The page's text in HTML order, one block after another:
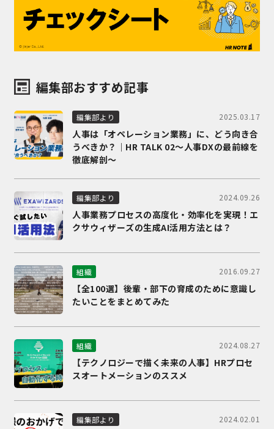
編集部おすすめ記事
編集部より 2025.03.17
人事は「オペレーション業務」に、どう向き合
うべきか？｜HR TALK 02～人事DXの最前線を
徹底解剖～
編集部より 2024.09.26
人事業務プロセスの高度化・効率化を実現！エ
クサウィザーズの生成AI活用方法とは？
組織 2016.09.27
【全100選】後輩・部下の育成のために意識し
たいことをまとめてみた
組織 2024.08.27
【テクノロジーで描く未来の人事】HRプロセ
スオートメーションのススメ
編集部より 2024.02.01